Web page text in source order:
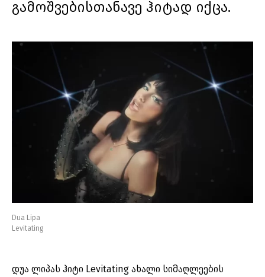
გამოშვებისთანავე ჰიტად იქცა.
Dua Lipa
Levitating
დუა ლიპას ჰიტი Levitating ახალი სიმაღლეების